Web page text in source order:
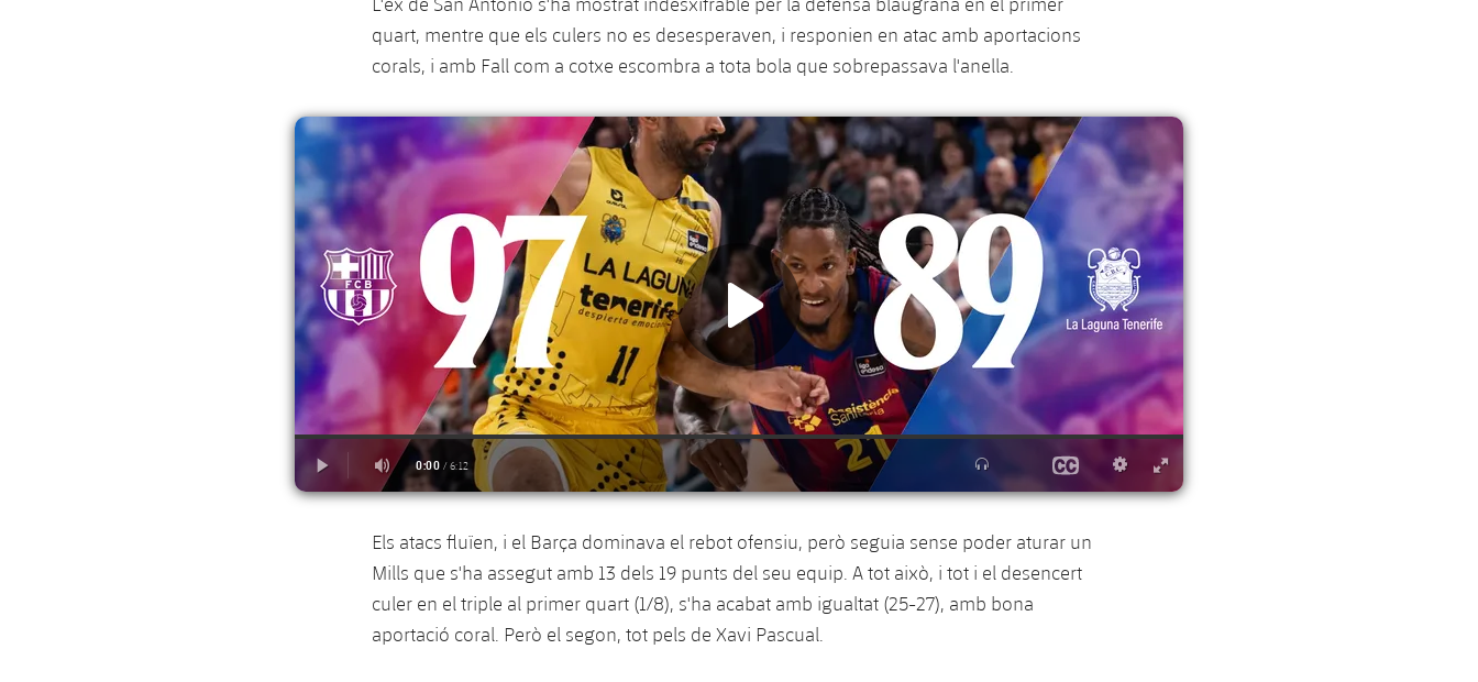
quart, mentre que els culers no es desesperaven, i responien en atac amb aportacions
corals, i amb Fall com a cotxe escombra a tota bola que sobrepassava l'anella.
Els atacs fluïen, i el Barça dominava el rebot ofensiu, però seguia sense poder aturar un
Mills que s'ha assegut amb 13 dels 19 punts del seu equip. A tot això, i tot i el desencert
culer en el triple al primer quart (1/8), s'ha acabat amb igualtat (25-27), amb bona
aportació coral. Però el segon, tot pels de Xavi Pascual.